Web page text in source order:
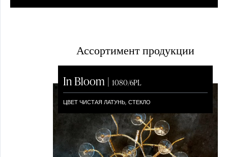
Ассортимент продукции
In Bloom | 1080/6PL
ЦВЕТ ЧИСТАЯ ЛАТУНЬ, СТЕКЛО